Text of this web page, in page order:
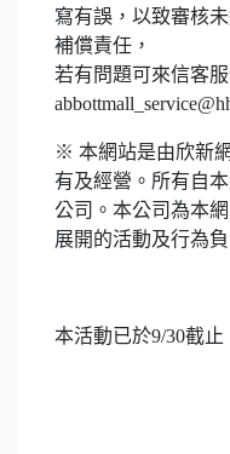
寫有誤，以致審核
補償責任，
若有問題可來信客
※ 本網站是由欣新
有及經營。所有自
公司。本公司為本
展開的活動及行為負
本活動已於9/30截止